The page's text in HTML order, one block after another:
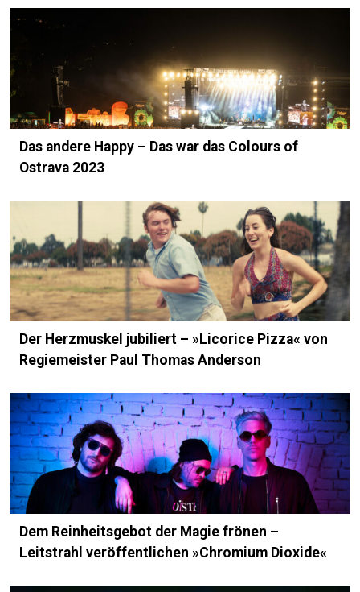
Das andere Happy – Das war das Colours of
Ostrava 2023
Der Herzmuskel jubiliert – »Licorice Pizza« von
Regiemeister Paul Thomas Anderson
Dem Reinheitsgebot der Magie frönen –
Leitstrahl veröffentlichen »Chromium Dioxide«